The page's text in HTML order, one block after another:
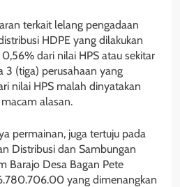
terkait lelang pengadaan
HDPE yang dilakukan
dari nilai HPS atau sekitar
3 (tiga) perusahaan yang
nilai HPS malah dinyatakan
alasan.
permainan, juga tertuju pada
Distribusi dan Sambungan
Barajo Desa Bagan Pete
yang dimenangkan